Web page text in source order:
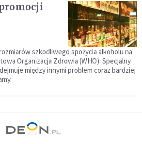
szkodliwego spożycia alkoholu na
Organizacja Zdrowia (WHO). Specjalny
między innymi problem coraz bardziej